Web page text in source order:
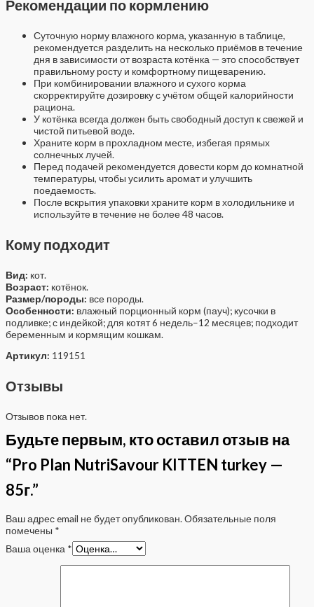
Рекомендации по кормлению
Суточную норму влажного корма, указанную в таблице,
рекомендуется разделить на несколько приёмов в течение
дня в зависимости от возраста котёнка — это способствует
правильному росту и комфортному пищеварению.
При комбинировании влажного и сухого корма
скорректируйте дозировку с учётом общей калорийности
рациона.
У котёнка всегда должен быть свободный доступ к свежей и
чистой питьевой воде.
Храните корм в прохладном месте, избегая прямых
солнечных лучей.
Перед подачей рекомендуется довести корм до комнатной
температуры, чтобы усилить аромат и улучшить
поедаемость.
После вскрытия упаковки храните корм в холодильнике и
используйте в течение не более 48 часов.
Кому подходит
Вид: кот.
Возраст: котёнок.
Размер/породы: все породы.
Особенности: влажный порционный корм (пауч); кусочки в
подливке; с индейкой; для котят 6 недель–12 месяцев; подходит
беременным и кормящим кошкам.
Артикул: 119151
Отзывы
Отзывов пока нет.
Будьте первым, кто оставил отзыв на
“Pro Plan NutriSavour KITTEN turkey —
85г.”
Ваш адрес email не будет опубликован. Обязательные поля
помечены *
Ваша оценка *